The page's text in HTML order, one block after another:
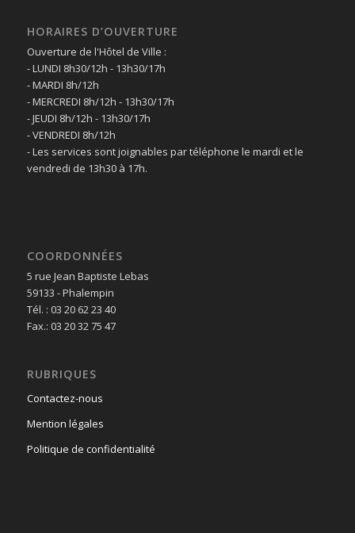
HORAIRES D’OUVERTURE
Ouverture de l'Hôtel de Ville :
- LUNDI 8h30/12h - 13h30/17h
- MARDI 8h/12h
- MERCREDI 8h/12h - 13h30/17h
- JEUDI 8h/12h - 13h30/17h
- VENDREDI 8h/12h
- Les services sont joignables par téléphone le mardi et le
vendredi de 13h30 à 17h.
COORDONNÉES
5 rue Jean Baptiste Lebas
59133 - Phalempin
Tél. : 03 20 62 23 40
Fax.: 03 20 32 75 47
RUBRIQUES
Contactez-nous
Mention légales
Politique de confidentialité